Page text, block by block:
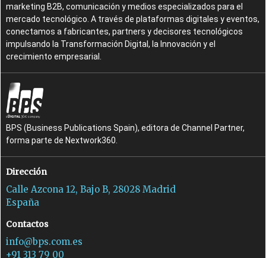
marketing B2B, comunicación y medios especializados para el
mercado tecnológico. A través de plataformas digitales y eventos,
conectamos a fabricantes, partners y decisores tecnológicos
impulsando la Transformación Digital, la Innovación y el
crecimiento empresarial.
BPS (Business Publications Spain), editora de Channel Partner,
forma parte de Nextwork360.
Dirección
Calle Azcona 12, Bajo B, 28028 Madrid
España
Contactos
info@bps.com.es
+91 313 79 00